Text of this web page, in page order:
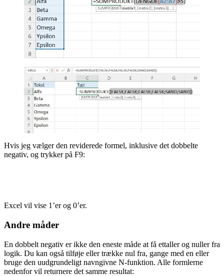
Hvis jeg vælger den reviderede formel, inklusive det dobbelte
negativ, og trykker på F9:
Excel vil vise 1’er og 0’er.
Andre måder
En dobbelt negativ er ikke den eneste måde at få ettaller og nuller fra
logik. Du kan også tilføje eller trække nul fra, gange med en eller
bruge den uudgrundeligt navngivne N-funktion. Alle formlerne
nedenfor vil returnere det samme resultat: